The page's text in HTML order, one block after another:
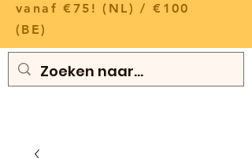
vanaf €75! (NL) / €100
(BE)